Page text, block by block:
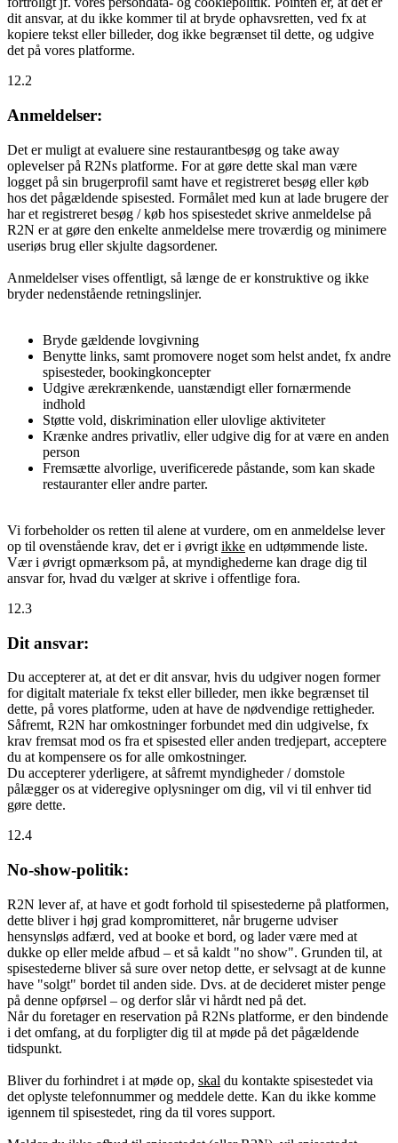
dit ansvar, at du ikke kommer til at bryde ophavsretten, ved fx at
kopiere tekst eller billeder, dog ikke begrænset til dette, og udgive
det på vores platforme.
12.2
Anmeldelser:
Det er muligt at evaluere sine restaurantbesøg og take away
oplevelser på R2Ns platforme. For at gøre dette skal man være
logget på sin brugerprofil samt have et registreret besøg eller køb
hos det pågældende spisested. Formålet med kun at lade brugere der
har et registreret besøg / køb hos spisestedet skrive anmeldelse på
R2N er at gøre den enkelte anmeldelse mere troværdig og minimere
useriøs brug eller skjulte dagsordener.
Anmeldelser vises offentligt, så længe de er konstruktive og ikke
bryder nedenstående retningslinjer.
Bryde gældende lovgivning
Benytte links, samt promovere noget som helst andet, fx andre
spisesteder, bookingkoncepter
Udgive ærekrænkende, uanstændigt eller fornærmende
indhold
Støtte vold, diskrimination eller ulovlige aktiviteter
Krænke andres privatliv, eller udgive dig for at være en anden
person
Fremsætte alvorlige, uverificerede påstande, som kan skade
restauranter eller andre parter.
Vi forbeholder os retten til alene at vurdere, om en anmeldelse lever
op til ovenstående krav, det er i øvrigt ikke en udtømmende liste.
Vær i øvrigt opmærksom på, at myndighederne kan drage dig til
ansvar for, hvad du vælger at skrive i offentlige fora.
12.3
Dit ansvar:
Du accepterer at, at det er dit ansvar, hvis du udgiver nogen former
for digitalt materiale fx tekst eller billeder, men ikke begrænset til
dette, på vores platforme, uden at have de nødvendige rettigheder.
Såfremt, R2N har omkostninger forbundet med din udgivelse, fx
krav fremsat mod os fra et spisested eller anden tredjepart, acceptere
du at kompensere os for alle omkostninger.
Du accepterer yderligere, at såfremt myndigheder / domstole
pålægger os at videregive oplysninger om dig, vil vi til enhver tid
gøre dette.
12.4
No-show-politik:
R2N lever af, at have et godt forhold til spisestederne på platformen,
dette bliver i høj grad kompromitteret, når brugerne udviser
hensynsløs adfærd, ved at booke et bord, og lader være med at
dukke op eller melde afbud – et så kaldt "no show". Grunden til, at
spisestederne bliver så sure over netop dette, er selvsagt at de kunne
have "solgt" bordet til anden side. Dvs. at de decideret mister penge
på denne opførsel – og derfor slår vi hårdt ned på det.
Når du foretager en reservation på R2Ns platforme, er den bindende
i det omfang, at du forpligter dig til at møde på det pågældende
tidspunkt.
Bliver du forhindret i at møde op, skal du kontakte spisestedet via
det oplyste telefonnummer og meddele dette. Kan du ikke komme
igennem til spisestedet, ring da til vores support.